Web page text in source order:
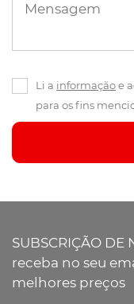
Mensagem
Li a informaçãoe
para os fins
SUBSCRIÇÃO DE
receba no seu
melhores preços